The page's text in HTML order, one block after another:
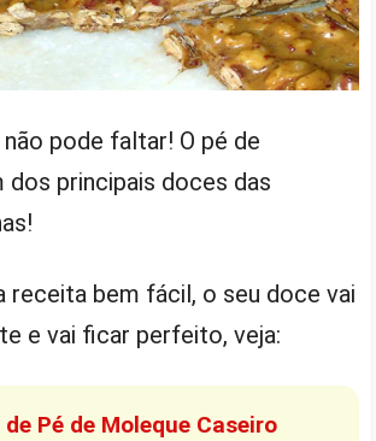
pode faltar! O pé de
dos principais doces das
receita bem fácil, o seu doce vai
e vai ficar perfeito, veja:
Pé de Moleque Caseiro